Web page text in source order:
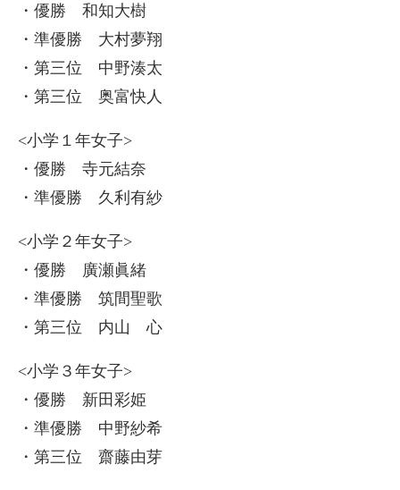
・優勝 和知大樹
・準優勝 大村夢翔
・第三位 中野湊太
・第三位 奥富快人
<小学１年女子>
・優勝 寺元結奈
・準優勝 久利有紗
<小学２年女子>
・優勝 廣瀬眞緒
・準優勝 筑間聖歌
・第三位 内山 心
<小学３年女子>
・優勝 新田彩姫
・準優勝 中野紗希
・第三位 齋藤由芽